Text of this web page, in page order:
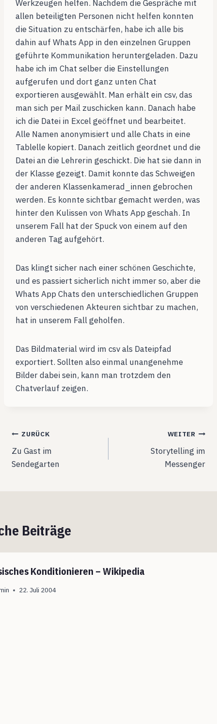
Werkzeugen helfen. Nachdem die Gespräche mit
allen beteiligten Personen nicht helfen konnten
die Situation zu entschärfen, habe ich alle bis
dahin auf Whats App in den einzelnen Gruppen
geführte Kommunikation heruntergeladen. Dazu
habe ich im Chat selber die Einstellungen
aufgerufen und dort ganz unten Chat
exportieren ausgewählt. Man erhält ein csv, das
man sich per Mail zuschicken kann. Danach habe
ich die Datei in Excel geöffnet und bearbeitet.
Alle Namen anonymisiert und alle Chats in eine
Tablelle kopiert. Danach zeitlich geordnet und die
Datei an die Lehrerin geschickt. Die hat sie dann in
der Klasse gezeigt. Damit konnte das Schweigen
der anderen Klassenkamerad_innen gebrochen
werden. Es konnte sichtbar gemacht werden, was
hinter den Kulissen von Whats App geschah. In
unserem Fall hat der Spuck von einem auf den
anderen Tag aufgehört.
Das klingt sicher nach einer schönen Geschichte,
und es passiert sicherlich nicht immer so, aber die
Whats App Chats den unterschiedlichen Gruppen
von verschiedenen Akteuren sichtbar zu machen,
hat in unserem Fall geholfen.
Das Bildmaterial wird im csv als Dateipfad
exportiert. Sollten also einmal unangenehme
Bilder dabei sein, kann man trotzdem den
Chatverlauf zeigen.
Beitragsnavigation
ZURÜCK
Zu Gast im
Sendegarten
WEITER
Storytelling im
Messenger
Beiträge
Konditionieren – Wikipedia
22. Juli 2004